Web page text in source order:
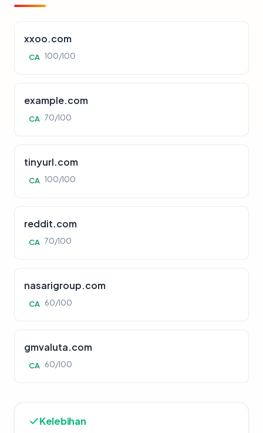
xxoo.com
CA 100/100
example.com
CA 70/100
tinyurl.com
CA 100/100
reddit.com
CA 70/100
nasarigroup.com
CA 60/100
gmvaluta.com
CA 60/100
Kelebihan